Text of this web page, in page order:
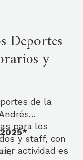
Deportes
y
de la
para los
y staff, con
2025*
actividad es